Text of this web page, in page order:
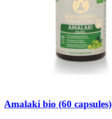
Amalaki bio (60 capsules)